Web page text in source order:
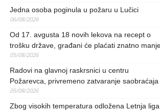
Jedna osoba poginula u požaru u Lučici
06/08/2026
Od 17. avgusta 18 novih lekova na recept o
trošku države, građani će plaćati znatno
05/08/2026
Radovi na glavnoj raskrsnici u centru
Požarevca, privremeno zatvaranje saobraćaja
05/08/2026
Zbog visokih temperatura odložena Letnja liga